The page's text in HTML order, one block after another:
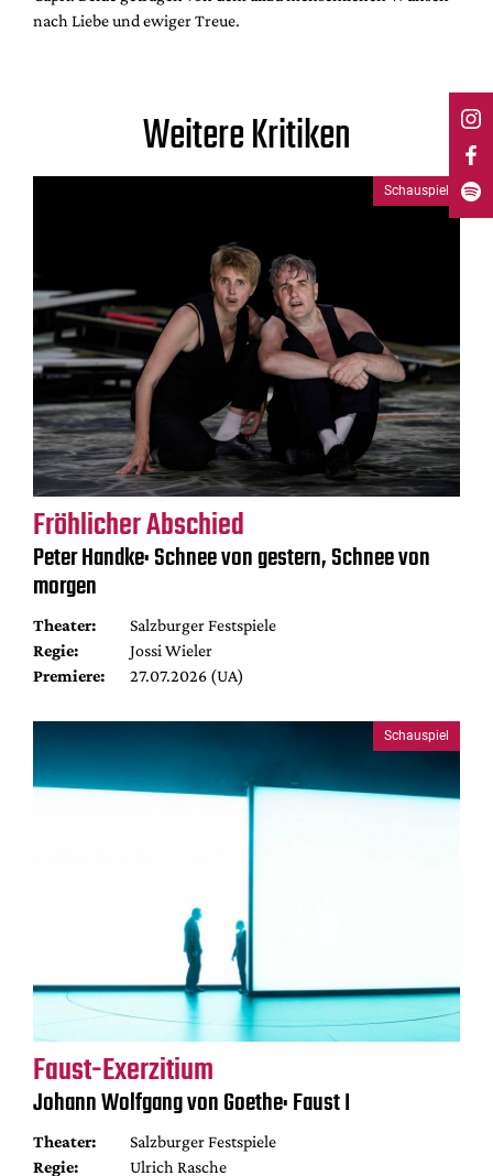
nach Liebe und ewiger Treue.
Weitere Kritiken
Schauspiel
Fröhlicher Abschied
Peter Handke: Schnee von gestern, Schnee von
morgen
Theater:
Salzburger Festspiele
Regie:
Jossi Wieler
Premiere:
27.07.2026 (UA)
Schauspiel
Faust-Exerzitium
Johann Wolfgang von Goethe: Faust I
Theater:
Salzburger Festspiele
Regie:
Ulrich Rasche